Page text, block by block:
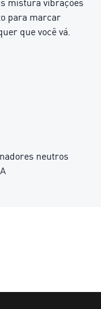
para marcar
que você vá.
neutros